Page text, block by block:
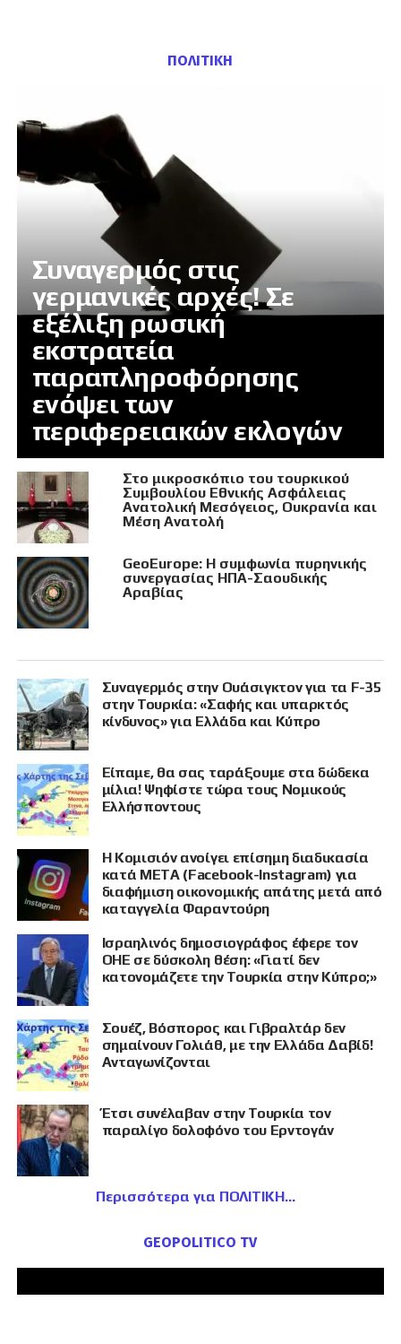
ΠΟΛΙΤΙΚΗ
Συναγερμός στις
γερμανικές αρχές! Σε
εξέλιξη ρωσική
εκστρατεία
παραπληροφόρησης
ενόψει των
περιφερειακών εκλογών
Στο μικροσκόπιο του τουρκικού
Συμβουλίου Εθνικής Ασφάλειας
Ανατολική Μεσόγειος, Ουκρανία και
Μέση Ανατολή
GeoEurope: Η συμφωνία πυρηνικής
συνεργασίας ΗΠΑ-Σαουδικής
Αραβίας
Συναγερμός στην Ουάσιγκτον για τα F-35
στην Τουρκία: «Σαφής και υπαρκτός
κίνδυνος» για Ελλάδα και Κύπρο
Είπαμε, θα σας ταράξουμε στα δώδεκα
μίλια! Ψηφίστε τώρα τους Νομικούς
Ελλήσποντους
Η Κομισιόν ανοίγει επίσημη διαδικασία
κατά META (Facebook-Instagram) για
διαφήμιση οικονομικής απάτης μετά από
καταγγελία Φαραντούρη
Ισραηλινός δημοσιογράφος έφερε τον
ΟΗΕ σε δύσκολη θέση: «Γιατί δεν
κατονομάζετε την Τουρκία στην Κύπρο;»
Σουέζ, Βόσπορος και Γιβραλτάρ δεν
σημαίνουν Γολιάθ, με την Ελλάδα Δαβίδ!
Ανταγωνίζονται
Έτσι συνέλαβαν στην Τουρκία τον
παραλίγο δολοφόνο του Ερντογάν
Περισσότερα για ΠΟΛΙΤΙΚΗ
GEOPOLITICO TV